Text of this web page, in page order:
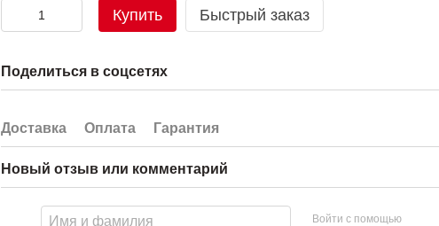
Купить Быстрый заказ
Поделиться в соцсетях
Доставка Оплата Гарантия
Новый отзыв или комментарий
Войти с помощью